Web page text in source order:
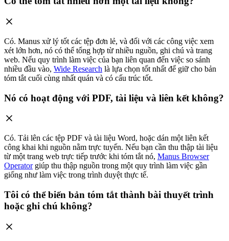
Có. Manus xử lý tốt các tệp đơn lẻ, và đối với các công việc xem
xét lớn hơn, nó có thể tổng hợp từ nhiều nguồn, ghi chú và trang
web. Nếu quy trình làm việc của bạn liên quan đến việc so sánh
nhiều đầu vào, Wide Research là lựa chọn tốt nhất để giữ cho bản
tóm tắt cuối cùng nhất quán và có cấu trúc tốt.
Nó có hoạt động với PDF, tài liệu và liên kết không?
Có. Tải lên các tệp PDF và tài liệu Word, hoặc dán một liên kết
công khai khi nguồn nằm trực tuyến. Nếu bạn cần thu thập tài liệu
từ một trang web trực tiếp trước khi tóm tắt nó, Manus Browser
Operatorgiúp thu thập nguồn trong một quy trình làm việc gần
giống như làm việc trong trình duyệt thực tế.
Tôi có thể biến bản tóm tắt thành bài thuyết trình
hoặc ghi chú không?